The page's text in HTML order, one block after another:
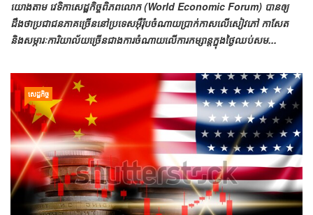
យោងតាម វេទិកាសេដ្ឋកិច្ចពិភពលោក (World Economic Forum) បានឲ្យ
ដឹងថាប្រជាជនភាគច្រើននៅប្រទេសអ៊ឺរ៉ុបចំណាយប្រាក់កាសលើសៀវភៅ កាសែត
និងសម្ភារៈការិយាល័យច្រើនជាងការចំណាយលើការកម្សាន្តក្នុងថ្ងៃឈប់សម...
សេដ្ឋកិច្ច